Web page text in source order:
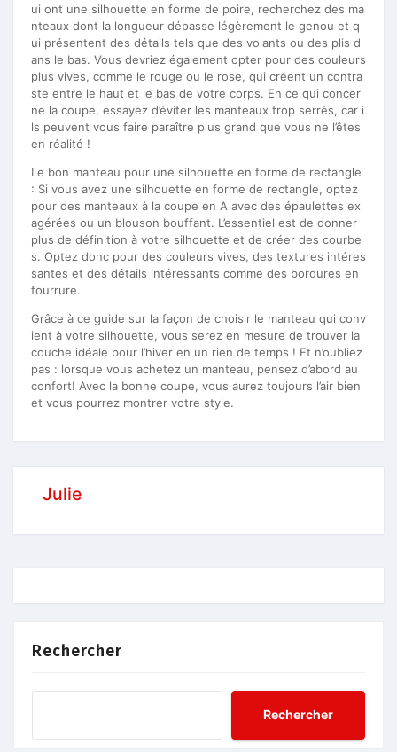
ui ont une silhouette en forme de poire, recherchez des ma
nteaux dont la longueur dépasse légèrement le genou et q
ui présentent des détails tels que des volants ou des plis d
ans le bas. Vous devriez également opter pour des couleurs
plus vives, comme le rouge ou le rose, qui créent un contra
ste entre le haut et le bas de votre corps. En ce qui concer
ne la coupe, essayez d’éviter les manteaux trop serrés, car i
ls peuvent vous faire paraître plus grand que vous ne l’êtes
en réalité !
Le bon manteau pour une silhouette en forme de rectangle
: Si vous avez une silhouette en forme de rectangle, optez
pour des manteaux à la coupe en A avec des épaulettes ex
agérées ou un blouson bouffant. L’essentiel est de donner
plus de définition à votre silhouette et de créer des courbe
s. Optez donc pour des couleurs vives, des textures intéres
santes et des détails intéressants comme des bordures en
fourrure.
Grâce à ce guide sur la façon de choisir le manteau qui conv
ient à votre silhouette, vous serez en mesure de trouver la
couche idéale pour l’hiver en un rien de temps ! Et n’oubliez
pas : lorsque vous achetez un manteau, pensez d’abord au
confort! Avec la bonne coupe, vous aurez toujours l’air bien
et vous pourrez montrer votre style.
Julie
Rechercher
Rechercher